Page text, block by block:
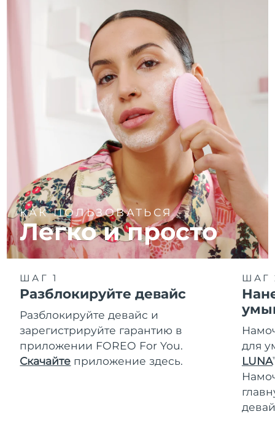
КАК ПОЛЬЗОВАТЬСЯ
Легко и просто
ШАГ 1
Разблокируйте девайс
Разблокируйте девайс и
зарегистрируйте гарантию в
приложении FOREO For You.
Скачайте приложение здесь.
ШАГ
для
LUNA